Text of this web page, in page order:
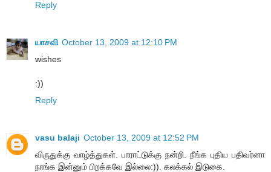
Reply
யாசவி October 13, 2009 at 12:10 PM
wishes
:))
Reply
vasu balaji October 13, 2009 at 12:52 PM
விருதுக்கு வாழ்த்துகள். பாராட்டுக்கு நன்றி. நீங்க புதிய பதிவர்னா
நாங்க இன்னும் பிறக்கவே இல்லை:)). கலக்கல் இடுகை.